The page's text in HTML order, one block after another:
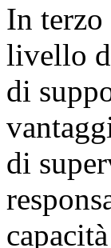
In
livello
di
di